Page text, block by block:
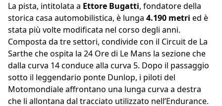
La pista, intitolata a Ettore Bugatti, fondatore della
storica casa automobilistica, è lunga 4.190 metri ed è
stata più volte modificata nel corso degli anni.
Composta da tre settori, condivide con il Circuit de La
Sarthe che ospita la 24 Ore di Le Mans la sezione che
dalla curva 14 conduce alla curva 5. Dopo il passaggio
sotto il leggendario ponte Dunlop, i piloti del
Motomondiale affrontano una lunga curva a destra
che li allontana dal tracciato utilizzato nell’Endurance.